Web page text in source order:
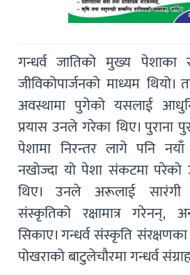
गन्धर्व जातिको मुख्य पेशाका
जीविकोपार्जनको माध्यम थियो।
अवस्थामा पुगेको यसलाई
प्रयास उनले गरेका थिए। पुराना
पेशामा निरन्तर लागे पनि
नखोज्दा यो पेशा संकटमा
थिए। उनले अरूलाई
संस्कृतिको रक्षामात्र गरेनन्,
सिकाए। गन्धर्व संस्कृति
पोखराको बाटुलेचौरमा गन्धर्व